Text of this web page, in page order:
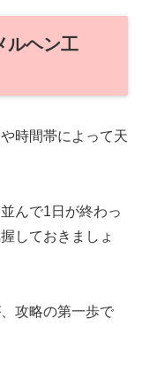
ルヘン工
時間帯によって天
んで1日が終わっ
しておきましょ
攻略の第一歩で